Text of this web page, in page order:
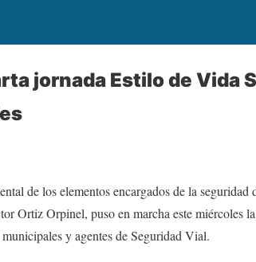
jornada Estilo de Vida
de los elementos encargados de la seguridad
Ortiz Orpinel, puso en marcha este miércoles
y agentes de Seguridad Vial.